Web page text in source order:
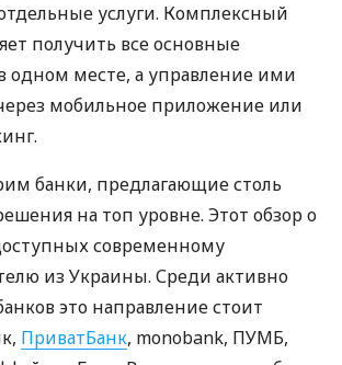
услуги. Комплексный
получить все основные
одном месте, а управление ими
мобильное приложение или
банки, предлагающие столь
на топ уровне. Этот обзор о
современному
из Украины. Среди активно
это направление стоит
ПриватБанк, monobank, ПУМБ,